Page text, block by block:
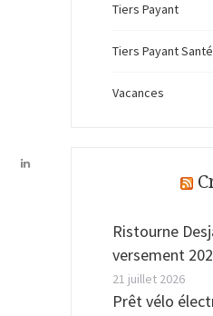
Tiers Payant
Tiers Payant Santé
Vacances
Ristourne
versement
21 juillet 2026
Prêt vélo